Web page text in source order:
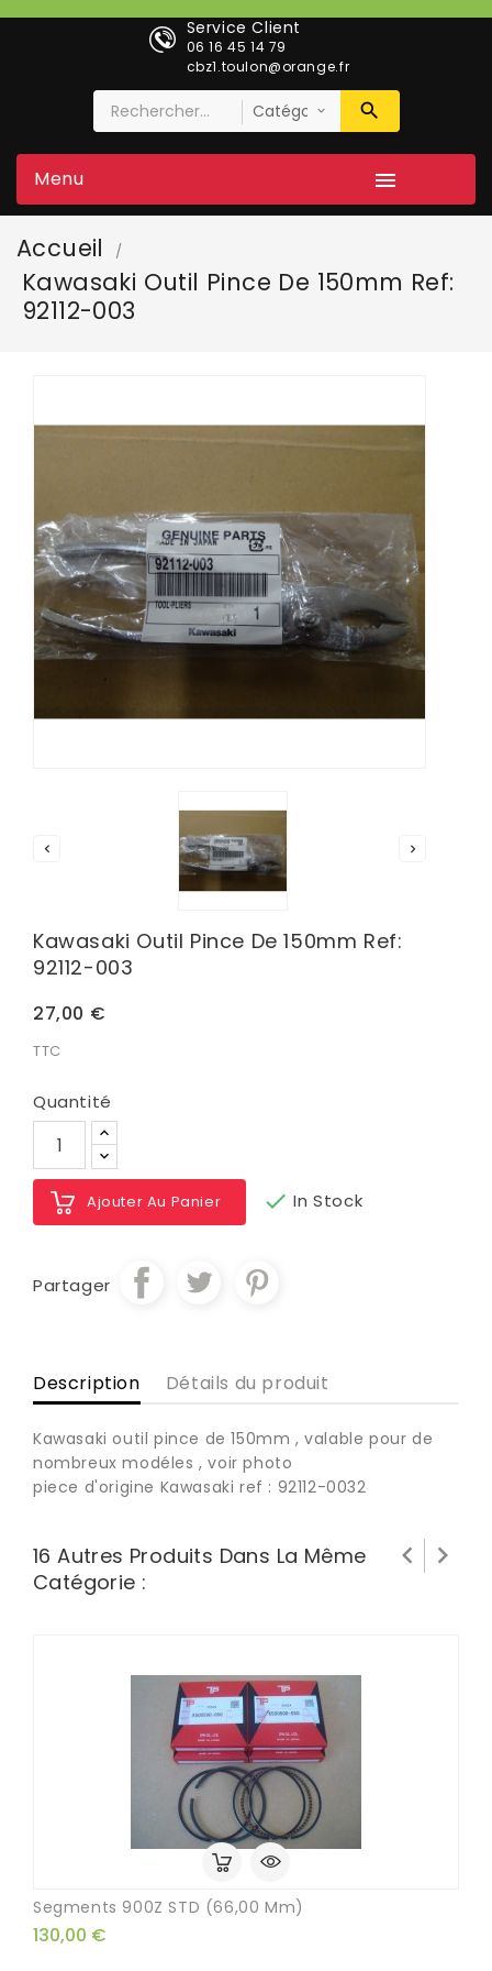
Service Client
06 16 45 14 79
cbz1.toulon@orange.fr

Menu
Accueil
Kawasaki Outil Pince De 150mm Ref:
92112-003
 
Kawasaki Outil Pince De 150mm Ref:
92112-003
27,00 €
TTC
Quantité
Ajouter Au Panier  In Stock
Partager
Description Détails du produit
Kawasaki outil pince de 150mm , valable pour de
nombreux modéles , voir photo
piece d'origine Kawasaki ref : 92112-0032
16 Autres Produits Dans La Même
Catégorie :
Segments 900Z STD (66,00 Mm)
130,00 €
 